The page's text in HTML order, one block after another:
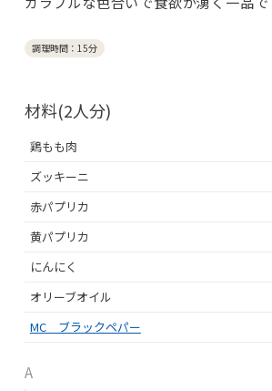
調理時間：15分
材料(2人分)
鶏もも肉
ズッキーニ
赤パプリカ
黄パプリカ
にんにく
オリーブオイル
MC ブラックペパー
A